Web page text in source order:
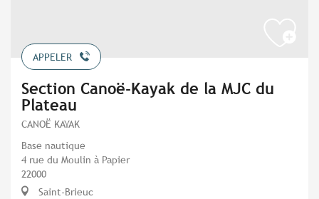
APPELER
Section Canoë-Kayak de la MJC du
Plateau
CANOË KAYAK
Base nautique
4 rue du Moulin à Papier
22000
Saint-Brieuc